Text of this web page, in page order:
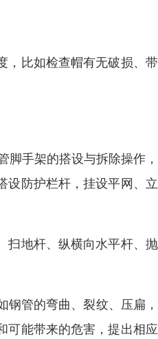
，比如检查帽有无破损、
脚手架的搭设与拆除操作
设防护栏杆，挂设平网、
扫地杆、纵横向水平杆、
钢管的弯曲、裂纹、压扁
可能带来的危害，提出相